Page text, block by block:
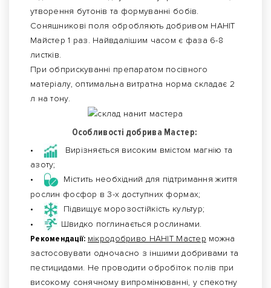
утворення бутонів та формуванні бобів.
Соняшникові поля обробляють добривом НАНІТ
Майстер 1 раз. Найвдалішим часом є фаза 6-8
листків.
При обприскуванні препаратом посівного
матеріалу, оптимальна витратна норма складає 2
л на тону.
Особливості добрива Мастер:
•
Вирізняється високим вмістом магнію та
азоту;
•
Містить необхідний для підтримання життя
рослин фосфор в 3-х доступних формах;
•
Підвищує морозостійкість культур;
•
Швидко поглинається рослинами.
Рекомендації: мікродобриво НАНІТ Мастер можна
застосовувати одночасно з іншими добривами та
пестицидами. Не проводити обробіток полів при
високому сонячному випромінюванні, у спекотну